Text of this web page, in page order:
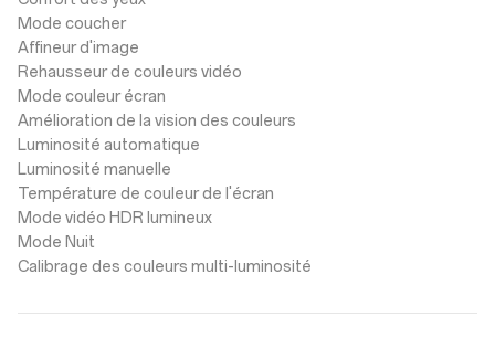
Mode coucher
Affineur d'image
Rehausseur de couleurs vidéo
Mode couleur écran
Amélioration de la vision des couleurs
Luminosité automatique
Luminosité manuelle
Température de couleur de l'écran
Mode vidéo HDR lumineux
Mode Nuit
Calibrage des couleurs multi-luminosité